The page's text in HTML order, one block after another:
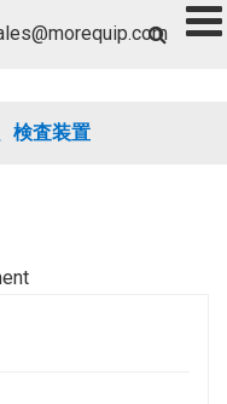
検査装置